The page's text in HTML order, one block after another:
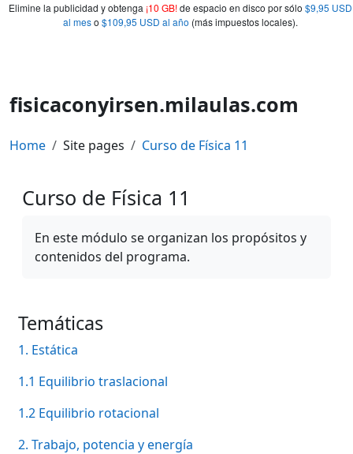
Elimine la publicidad y obtenga ¡10 GB!de espacio en disco por sólo $9,95 USD
al meso $109,95 USD al año (más impuestos locales).
fisicaconyirsen.milaulas.com
Home Site pages Curso de Física 11
Curso de Física 11
En este módulo se organizan los propósitos y
contenidos del programa.
Temáticas
1. Estática
1.1 Equilibrio traslacional
1.2 Equilibrio rotacional
2. Trabajo, potencia y energía